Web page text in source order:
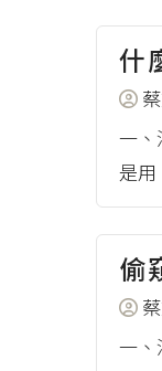
什
一、
是用
偷
一、